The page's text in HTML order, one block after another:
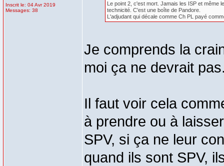
Inscrit le: 04 Avr 2019
Messages: 38
Le point 2, c'est mort. Jamais les ISP et même
technicité. C'est une boîte de Pandore.
L'adjudant qui décale comme Ch PL payé
Je comprends la
moi ça ne devrait
Il faut voir cela
à prendre ou à
SPV, si ça ne leur
quand ils sont SPV,